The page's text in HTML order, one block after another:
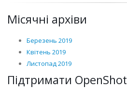
Місячні архіви
Березень 2019
Квітень 2019
Листопад 2019
Підтримати OpenShot